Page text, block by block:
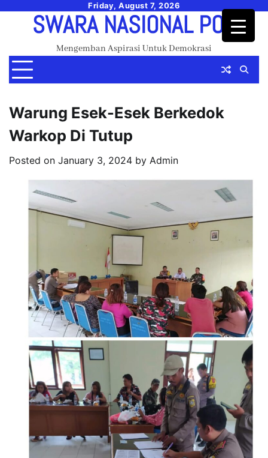
Friday, August 7, 2026
SWARA NASIONAL POS
Mengemban Aspirasi Untuk Demokrasi
Warung Esek-Esek Berkedok
Warkop Di Tutup
Posted on January 3, 2024 by Admin